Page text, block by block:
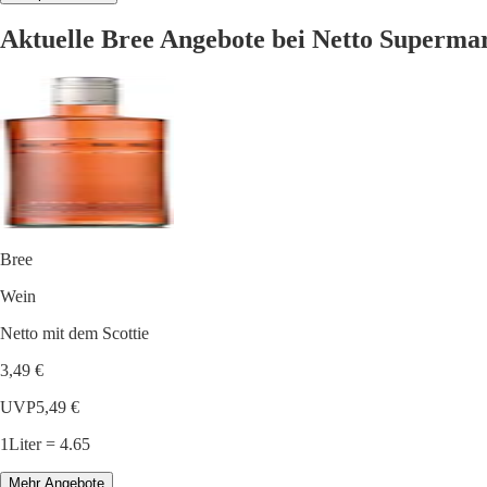
Aktuelle Bree Angebote bei Netto
Bree
Wein
Netto mit dem Scottie
3,49 €
UVP5,49 €
1Liter = 4.65
Mehr Angebote